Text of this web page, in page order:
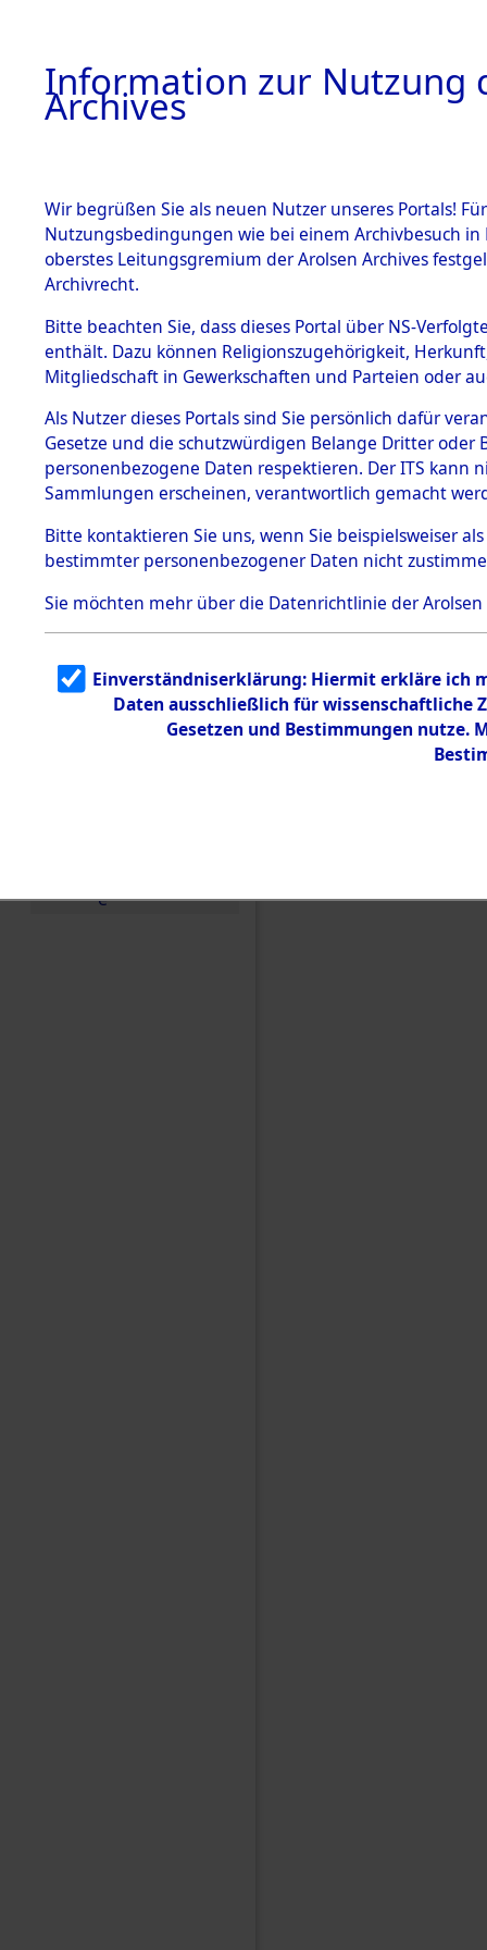
BESTÄNDE
1.
mente
5. Verschiedenes
5.3
Todesmärsche
5.3.1 Alliierte
Erhebungen
zu
Todesmärsch
en
5.3.2
g
5.3.3
Todesmärsch
e
Essen→
Information zur Nutzung
Archives
Wir begrüßen Sie als neuen Nutzer unseres Portals!
Nutzungsbedingungen wie bei einem Archivbesuch
oberstes Leitungsgremium der Arolsen Archives
Archivrecht.
Bitte beachten Sie, dass dieses Portal über NS-
enthält. Dazu können Religionszugehörigkeit,
Mitgliedschaft in Gewerkschaften und Parteien oder
Als Nutzer dieses Portals sind Sie persönlich dafür
Gesetze und die schutzwürdigen Belange Dritter
personenbezogene Daten respektieren. Der ITS
Sammlungen erscheinen, verantwortlich gemacht
Bitte kontaktieren Sie uns, wenn Sie beispielsweiser
bestimmter personenbezogener Daten nicht
Sie möchten mehr über die Datenrichtlinie der Arolsen
Einverständniserklärung: Hiermit erkläre ich
Daten ausschließlich für wissenschaftliche
Gesetzen und Bestimmungen nutze.